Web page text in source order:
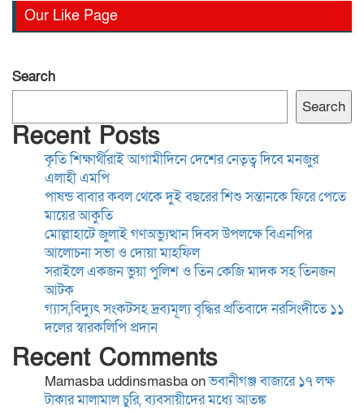
তিন কেজি মাদক সহ তিনজন
গ্যাস,বিদ্যুৎ সংকটসহ দ্রব্যমূল্য
বৃদ্ধির প্রতিবাদে নরসিংদীতে ১১
দলের স্বারকলিপি প্রদান
সাংবাদিকতা পেশার অস্তিত্ব রক্ষায়
অবিলম্বে গণমাধ্যম কমিশন গঠন
করুন
কুমিল্লা-৫ আসনের এমপি হাজী
জসিম উদ্দিনকে নিয়ে ড. মোবারক
হোসাইনের বক্তব্যে সামাজিক
যোগাযোগমাধ্যমে প্রতিবাদ
“বৈষম্য আন্দোলন ইতিহাসে
বৈষম্যের শিকার:-
Our Like Page
Search
Search
Recent Posts
কৃতি শিক্ষার্থীরাই আগামীদিনে দেশের নেতৃত্ব দিবে মনজুর
এলাহী এমপি
পাষন্ড বাবার কবল থেকে দুই বছরের শিশু সন্তানকে ফিরে পেতে
মায়ের আকুতি
মোল্লাহাটে জুলাই গণঅভ্যুত্থান দিবস উপলক্ষে বিএনপির
আলোচনা সভা ও দোয়া মাহফিল
সরাইলে একজন ভুয়া পুলিশ ও তিন কেজি মাদক সহ তিনজন
আটক
গ্যাস,বিদ্যুৎ সংকটসহ দ্রব্যমূল্য বৃদ্ধির প্রতিবাদে নরসিংদীতে ১১
দলের স্বারকলিপি প্রদান
Recent Comments
Mamasba uddinsmasbaonভবানীগঞ্জ বাজারে ১৭ লক্ষ
টাকার মালামাল চুরি, ব্যবসায়ীদের মধ্যে আতঙ্ক